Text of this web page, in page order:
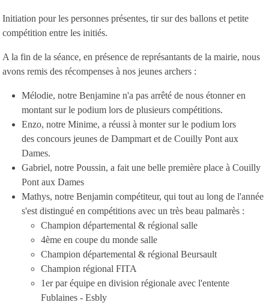
Initiation pour les personnes présentes, tir sur des ballons et petite
compétition entre les initiés.
A la fin de la séance, en présence de représantants de la mairie, nous
avons remis des récompenses à nos jeunes archers :
Mélodie, notre Benjamine n'a pas arrêté de nous étonner en
montant sur le podium lors de plusieurs compétitions.
Enzo, notre Minime, a réussi à monter sur le podium lors
des concours jeunes de Dampmart et de Couilly Pont aux
Dames.
Gabriel, notre Poussin, a fait une belle première place à Couilly
Pont aux Dames
Mathys, notre Benjamin compétiteur, qui tout au long de l'année
s'est distingué en compétitions avec un très beau palmarès :
Champion départemental & régional salle
4ème en coupe du monde salle
Champion départemental & régional Beursault
Champion régional FITA
1er par équipe en division régionale avec l'entente
Fublaines - Esbly